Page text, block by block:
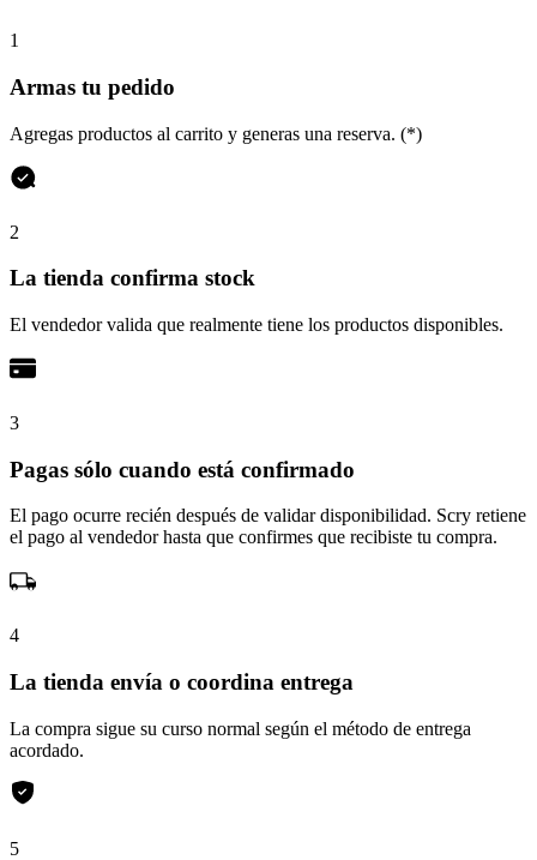
1
Armas tu pedido
Agregas productos al carrito y generas una reserva. (*)
2
La tienda confirma stock
El vendedor valida que realmente tiene los productos disponibles.
3
Pagas sólo cuando está confirmado
El pago ocurre recién después de validar disponibilidad. Scry retiene
el pago al vendedor hasta que confirmes que recibiste tu compra.
4
La tienda envía o coordina entrega
La compra sigue su curso normal según el método de entrega
acordado.
5